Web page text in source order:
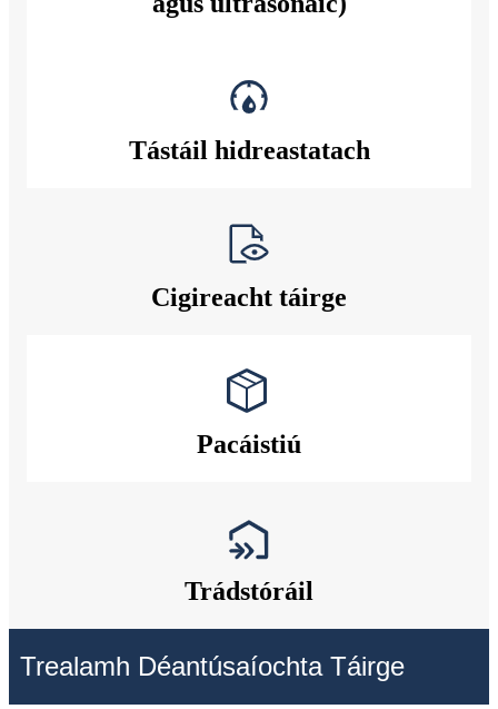
Tástáil hidreastatach
Cigireacht táirge
Pacáistiú
Trádstóráil
Trealamh Déantúsaíochta Táirge